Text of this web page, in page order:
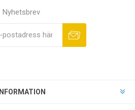
Nyhetsbrev
INFORMATION